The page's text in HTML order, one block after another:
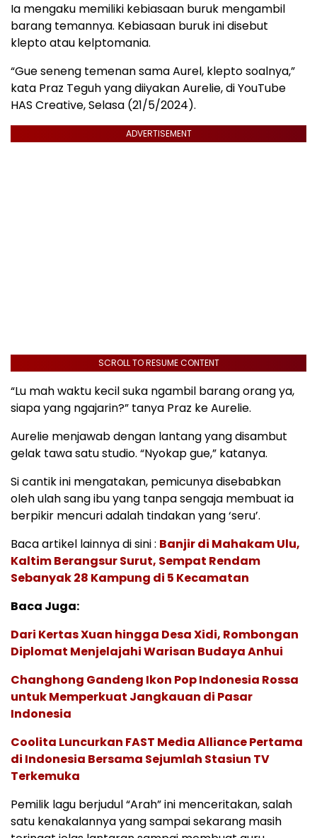
Ia mengaku memiliki kebiasaan buruk mengambil
barang temannya. Kebiasaan buruk ini disebut
klepto atau kelptomania.
“Gue seneng temenan sama Aurel, klepto soalnya,”
kata Praz Teguh yang diiyakan Aurelie, di YouTube
HAS Creative, Selasa (21/5/2024).
ADVERTISEMENT
SCROLL TO RESUME CONTENT
“Lu mah waktu kecil suka ngambil barang orang ya,
siapa yang ngajarin?” tanya Praz ke Aurelie.
Aurelie menjawab dengan lantang yang disambut
gelak tawa satu studio. “Nyokap gue,” katanya.
Si cantik ini mengatakan, pemicunya disebabkan
oleh ulah sang ibu yang tanpa sengaja membuat ia
berpikir mencuri adalah tindakan yang ‘seru’.
Baca artikel lainnya di sini : Banjir di Mahakam Ulu,
Kaltim Berangsur Surut, Sempat Rendam
Sebanyak 28 Kampung di 5 Kecamatan
Baca Juga:
Dari Kertas Xuan hingga Desa Xidi, Rombongan
Diplomat Menjelajahi Warisan Budaya Anhui
Changhong Gandeng Ikon Pop Indonesia Rossa
untuk Memperkuat Jangkauan di Pasar
Indonesia
Coolita Luncurkan FAST Media Alliance Pertama
di Indonesia Bersama Sejumlah Stasiun TV
Terkemuka
Pemilik lagu berjudul “Arah” ini menceritakan, salah
satu kenakalannya yang sampai sekarang masih